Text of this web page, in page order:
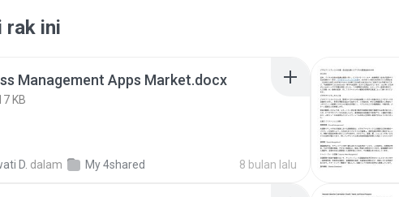
rak ini
Management Apps Market.docx
KB
D. dalam My 4shared 8 bulan lalu